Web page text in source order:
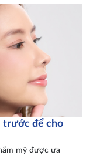
trước để cho
mỹ được ưa